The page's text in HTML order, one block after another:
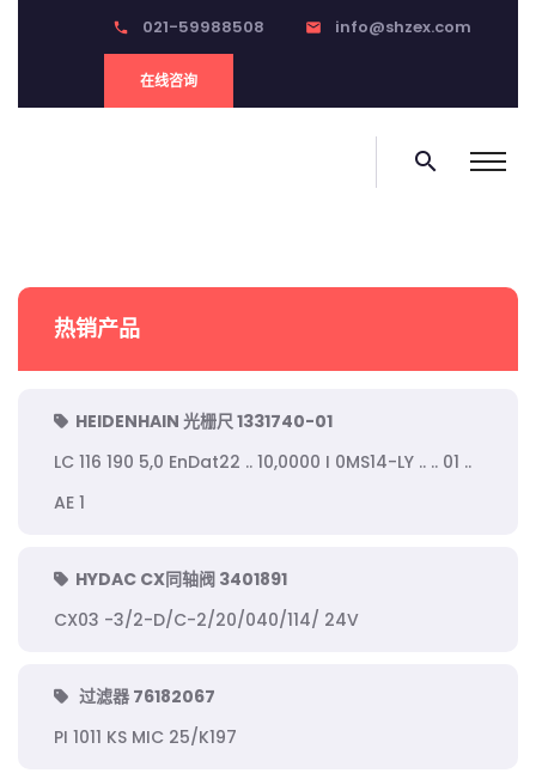
phone 021-59988508 email info@shzex.com
在线咨询
search
热销产品
HEIDENHAIN 光栅尺 1331740-01
LC 116 190 5,0 EnDat22 .. 10,0000 I 0MS14-LY .. .. 01 ..
AE 1
HYDAC CX同轴阀 3401891
CX03 -3/2-D/C-2/20/040/114/ 24V
过滤器 76182067
PI 1011 KS MIC 25/K197